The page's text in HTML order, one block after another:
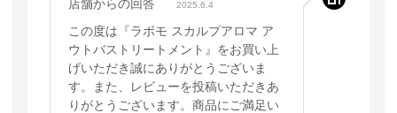
店舗からの回答 2025.6.4
この度は『ラボモ スカルプアロマ ア
ウトバストリートメント』をお買い上
げいただき誠にありがとうございま
す。また、レビューを投稿いただきあ
りがとうございます。商品にご満足い